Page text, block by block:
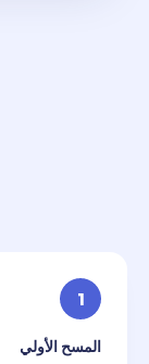
1
المسح الأولي